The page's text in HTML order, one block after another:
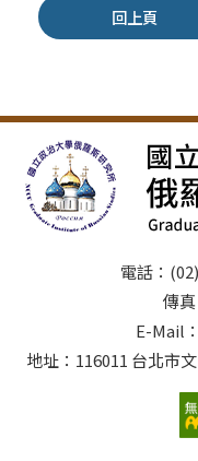
回上頁
電話：
傳
E-Mail
地址：116011 台北市